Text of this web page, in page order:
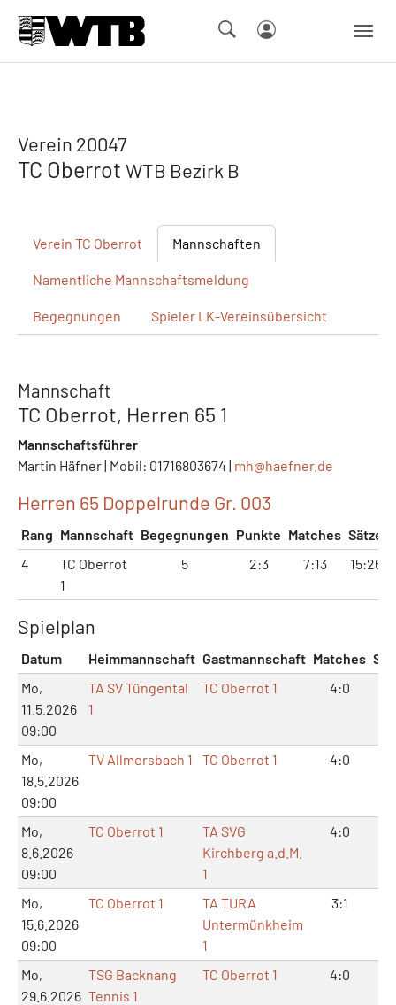
Verein 20047
TC Oberrot WTB Bezirk B
Verein TC Oberrot Mannschaften
Namentliche Mannschaftsmeldung
Begegnungen Spieler LK-Vereinsübersicht
Mannschaft
TC Oberrot, Herren 65 1
Mannschaftsführer
Martin Häfner | Mobil: 01716803674 | mh@haefner.de
Herren 65 Doppelrunde Gr. 003
Rang Mannschaft Begegnungen Punkte Matches Sätze
4
TC Oberrot
1
5 2:3 7:13 15:26
Spielplan
Datum Heimmannschaft Gastmannschaft Matches
Mo,
11.5.2026
09:00
TA SV Tüngental
1
TC Oberrot 1 4:0
Mo,
18.5.2026
09:00
TV Allmersbach 1 TC Oberrot 1 4:0
Mo,
8.6.2026
09:00
TC Oberrot 1
TA SVG
Kirchberg a.d.M.
1
4:0
Mo,
15.6.2026
09:00
TC Oberrot 1
TA TURA
Untermünkheim
1
3:1
Mo,
29.6.2026
TSG Backnang
Tennis 1
TC Oberrot 1 4:0